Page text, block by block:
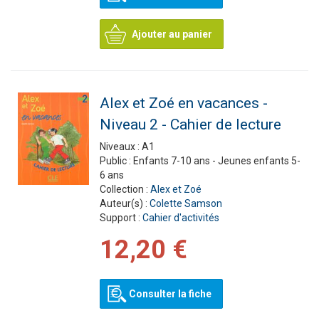
Ajouter au panier
Alex et Zoé en vacances -
Niveau 2 - Cahier de lecture
Niveaux : A1
Public : Enfants 7-10 ans - Jeunes enfants 5-
6 ans
Collection : Alex et Zoé
Auteur(s) : Colette Samson
Support : Cahier d'activités
12,20 €
Consulter la fiche